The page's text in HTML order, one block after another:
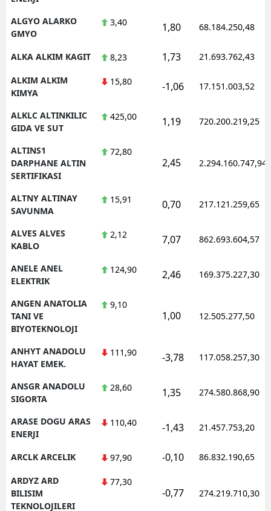
ALGYO ALARKO
GMYO
3,40 1,80 68.184.250,48
ALKA ALKIM KAGIT 8,23 1,73 21.693.762,43
ALKIM ALKIM
KIMYA
15,80 -1,06 17.151.003,52
ALKLC ALTINKILIC
GIDA VE SUT
425,00 1,19 720.200.219,25
ALTINS1
DARPHANE ALTIN
SERTIFIKASI
72,80
2,45 2.294.160.747,94
ALTNY ALTINAY
SAVUNMA
15,91 0,70 217.121.259,65
ALVES ALVES
KABLO
2,12 7,07 862.693.604,57
ANELE ANEL
ELEKTRIK
124,90 2,46 169.375.227,30
ANGEN ANATOLIA
TANI VE
BIYOTEKNOLOJI
9,10
1,00 12.505.277,50
ANHYT ANADOLU
HAYAT EMEK.
111,90 -3,78 117.058.257,30
ANSGR ANADOLU
SIGORTA
28,60 1,35 274.580.868,90
ARASE DOGU ARAS
ENERJI
110,40 -1,43 21.457.753,20
ARCLK ARCELIK 97,90 -0,10 86.832.190,65
ARDYZ ARD
BILISIM
TEKNOLOJILERI
77,30
-0,77 274.219.710,30